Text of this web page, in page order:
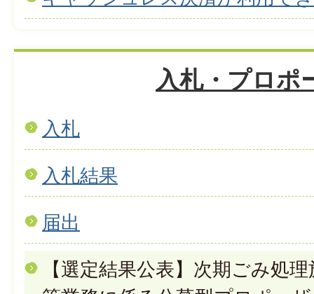
入札・プロポ
入札
入札結果
届出
【選定結果公表】次期ごみ処